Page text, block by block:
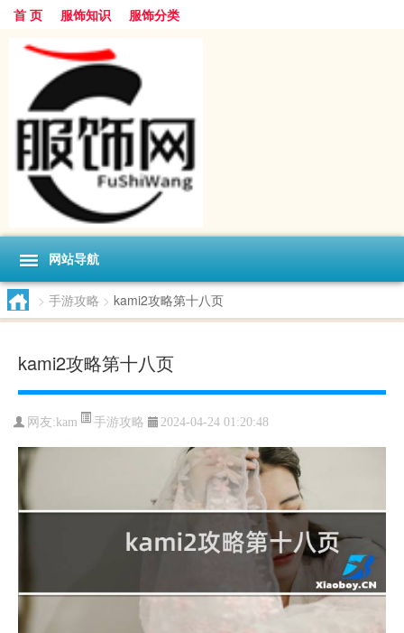
首 页 服饰知识 服饰分类
网站导航
> 手游攻略 > kami2攻略第十八页
kami2攻略第十八页
网友: kam 手游攻略 2024-04-24 01:20:48